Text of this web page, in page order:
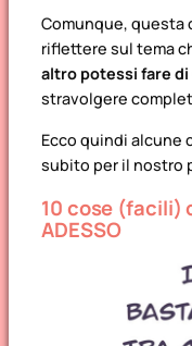
Comunque, questa
riflettere sul tema
altro potessi fare di
stravolgere
Ecco quindi alcune
subito per il nostro
10 cose (facili)
ADESSO